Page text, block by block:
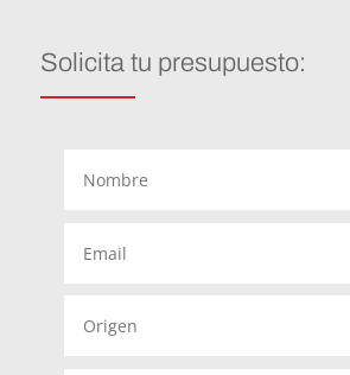
Solicita tu presupuesto: